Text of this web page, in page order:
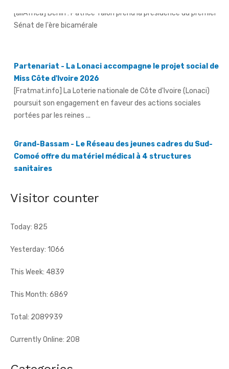
[Fratmat.info] La Loterie nationale de Côte d'Ivoire (Lonaci)
poursuit son engagement en faveur des actions sociales
portées par les reines ...
Comoé offre du matériel médical à 4 structures
sanitaires
Visitor counter
Today: 825
Yesterday: 1066
This Week: 4839
This Month: 6869
Total: 2089939
Currently Online: 208